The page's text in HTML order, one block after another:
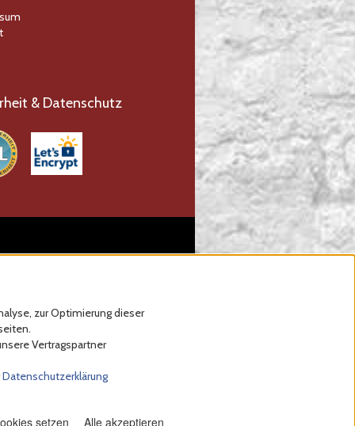
& Datenschutz
zur Optimierung dieser
Vertragspartner
Datenschutzerklärung
setzen Alle akzeptieren